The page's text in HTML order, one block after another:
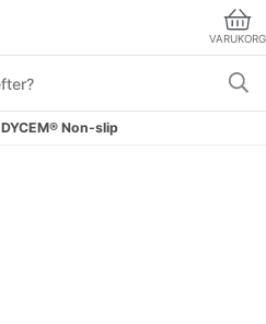
VARUKORG
DYCEM® Non-slip